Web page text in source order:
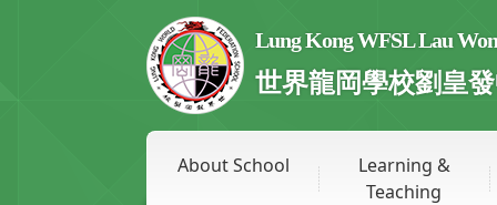
Lung Kong WFSL Lau
世界龍岡學校劉皇
About School
Learning &
Teaching